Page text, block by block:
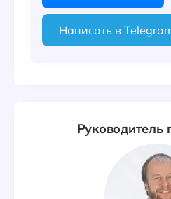
Руководитель
Написать в